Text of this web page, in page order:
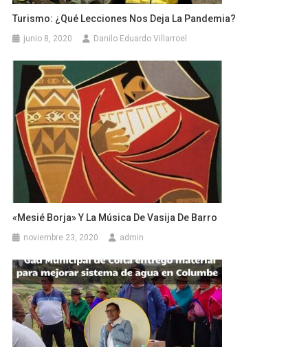
Turismo: ¿Qué Lecciones Nos Deja La Pandemia?
junio 8, 2020 Danilo Eduardo Villarroel
«Mesié Borja» Y La Música De Vasija De Barro
noviembre 23, 2020 admin